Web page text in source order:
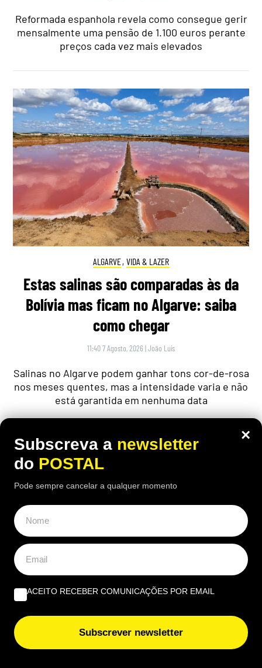
Reformada espanhola revela como consegue gerir
mensalmente uma pensão de 1.100 euros perante
preços cada vez mais elevados
ALGARVE, VIDA & LAZER
Estas salinas são comparadas às da
Bolívia mas ficam no Algarve: saiba
como chegar
11:40 7 Agosto, 2026 |João Luís
Salinas no Algarve podem ganhar tons cor-de-rosa
nos meses quentes, mas a intensidade varia e não
está garantida em nenhuma data
ALGARVE,GASTRONOMIA
“O verdadeiro sabor da Guia”: nesta
×
Subscreva a newsletter
do POSTAL
Pode sempre cancelar a qualquer momento
ACEITO RECEBER COMUNICAÇÕES POR EMAIL
Subscrever newsletter